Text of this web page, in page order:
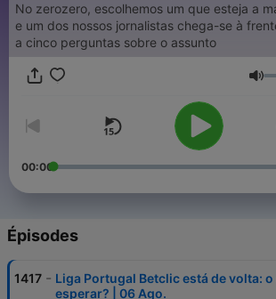
No zerozero, escolhemos um que esteja a
e um dos nossos jornalistas chega-se à
a cinco perguntas sobre o assunto
00:00
Épisodes
1417 - Liga Portugal Betclic está de volta: o
esperar? | 06 Ago.